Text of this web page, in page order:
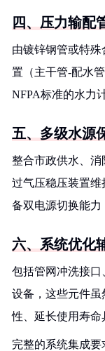
四、压力输配
由镀锌钢管或特
置（主干管-配水
NFPA标准的水力
五、多级水源
整合市政供水、消
过气压稳压装置
备双电源切换能力
六、系统优化
包括管网冲洗接
设备，这些元件
性、延长使用寿命
完整的系统集成要